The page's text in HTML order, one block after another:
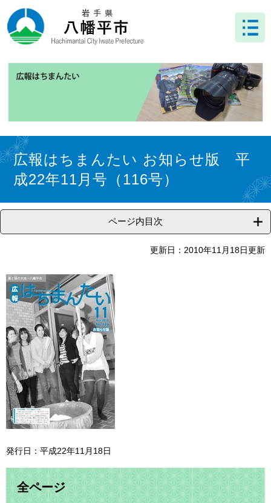
ー
ジ
ニ
ュ
文 広報はちまんたい お知らせ版 平
成22年11月号（116号）
ページ内目次
更新日：2010年11月18日更新
発行日：平成22年11月18日
全ページ